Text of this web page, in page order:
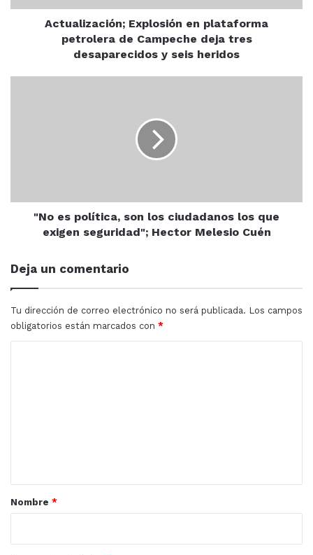
cada aspirante político y su impacto en la opinión
AMLO Analista Aprobación
Críticas Engaño Mentiroso
Morena
tres
desaparecidosActualización; Explosión en plataforma
petrolera de Campeche deja tres
desaparecidos y seis heridos
exigen
seguridad";
"No es política, son los ciudadanos los que
exigen seguridad"; Hector Melesio Cuén
Deja un comentario
Tu dirección de correo electrónico no será publicada. Los campos
obligatorios están marcados con *
rNombre *